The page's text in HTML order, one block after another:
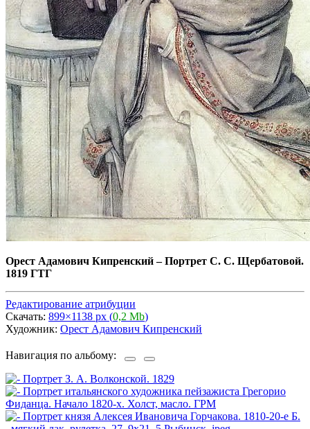
Орест Адамович Кипренский–Портрет С. С. Щербатовой.
1819 ГТГ
Редактирование атрибуции
Скачать: 899×1138 px (0,2 Mb)
Художник: Орест Адамович Кипренский
Навигация по альбому: